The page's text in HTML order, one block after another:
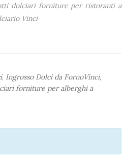
dolciari forniture per ristoranti a
Vinci
, Ingrosso Dolci da FornoVinci,
forniture per alberghi a